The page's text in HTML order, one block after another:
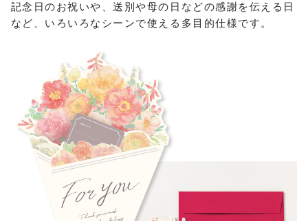
記念日のお祝いや、送別や母の日などの感謝を伝える日
など、いろいろなシーンで使える多目的仕様です。